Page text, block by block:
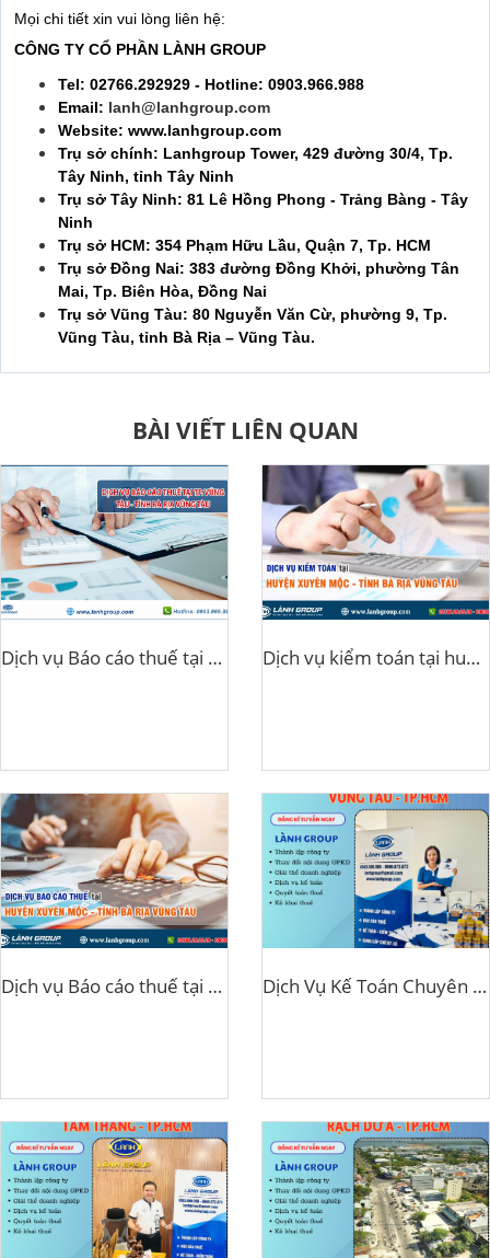
Mọi chi tiết xin vui lòng liên hệ:
CÔNG TY CỔ PHẦN LÀNH GROUP
Tel: 02766.292929 - Hotline: 0903.966.988
Email: lanh@lanhgroup.com
Website: www.lanhgroup.com
Trụ sở chính: Lanhgroup Tower, 429 đường 30/4, Tp.
Tây Ninh, tỉnh Tây Ninh
Trụ sở Tây Ninh: 81 Lê Hồng Phong - Trảng Bàng - Tây
Ninh
Trụ sở HCM: 354 Phạm Hữu Lầu, Quận 7, Tp. HCM
Trụ sở Đồng Nai: 383 đường Đồng Khởi, phường Tân
Mai, Tp. Biên Hòa, Đồng Nai
Trụ sở Vũng Tàu: 80 Nguyễn Văn Cừ, phường 9, Tp.
Vũng Tàu, tỉnh Bà Rịa – Vũng Tàu.
BÀI VIẾT LIÊN QUAN
Dịch vụ Báo cáo thuế tại Thành phố Vũng Tàu, Tỉnh Bà Rịa - Vũng Tàu Dịch vụ kiểm toán tại huyện Xuyên Mộc, tỉnh Bà Rịa – Vũng Tàu
Dịch vụ Báo cáo thuế tại huyện Xuyên Mộc, tỉnh Bà Rịa – Vũng Tàu Dịch Vụ Kế Toán Chuyên Nghiệp Tại Phường Vũng Tàu, TP Hồ Chí Minh – Lành Group